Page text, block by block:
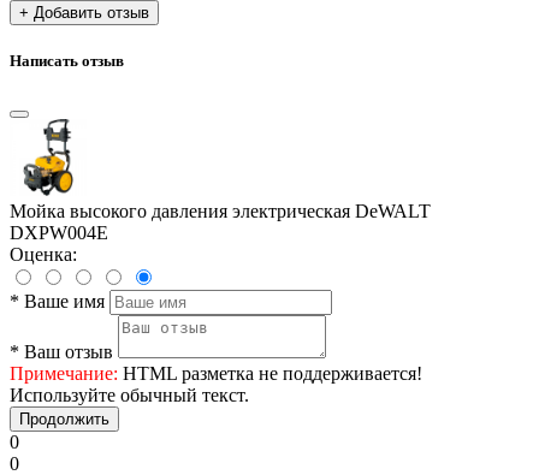
+ Добавить отзыв
Написать отзыв
Мойка высокого давления электрическая DeWALT
DXPW004E
Оценка:
* Ваше имя
* Ваш отзыв
Примечание: HTML разметка не поддерживается!
Используйте обычный текст.
Продолжить
0
0